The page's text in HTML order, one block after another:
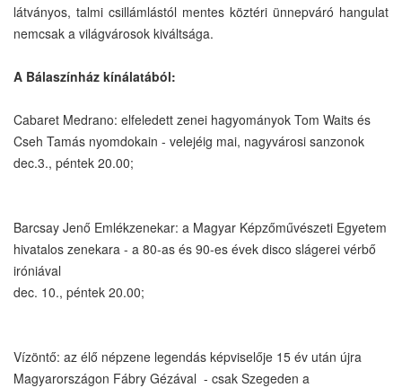
látványos, talmi csillámlástól mentes köztéri ünnepváró hangulat
nemcsak a világvárosok kiváltsága.
A Bálaszínház kínálatából:
Cabaret Medrano: elfeledett zenei hagyományok Tom Waits és
Cseh Tamás nyomdokain - velejéig mai, nagyvárosi sanzonok
dec.3., péntek 20.00;
Barcsay Jenő Emlékzenekar: a Magyar Képzőművészeti Egyetem
hivatalos zenekara - a 80-as és 90-es évek disco slágerei vérbő
iróniával
dec. 10., péntek 20.00;
Vízöntő: az élő népzene legendás képviselője 15 év után újra
Magyarországon Fábry Gézával - csak Szegeden a